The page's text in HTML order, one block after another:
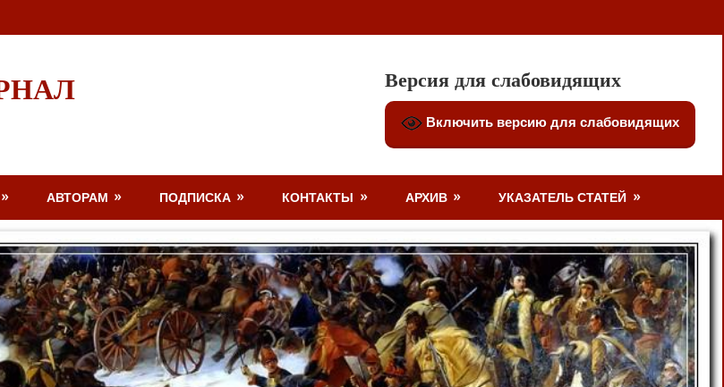
Версия для слабовидящих
Включить версию для слабовидящих
АВТОРАМ ПОДПИСКА КОНТАКТЫ АРХИВ УКАЗАТЕЛЬ СТАТЕЙ